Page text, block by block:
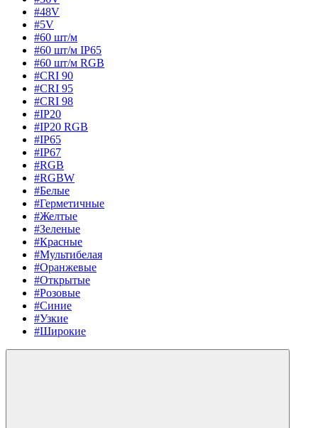
#48V
#5V
#60 шт/м
#60 шт/м IP65
#60 шт/м RGB
#CRI 90
#CRI 95
#CRI 98
#IP20
#IP20 RGB
#IP65
#IP67
#RGB
#RGBW
#Белые
#Герметичные
#Желтые
#Зеленые
#Красные
#Мультибелая
#Оранжевые
#Открытые
#Розовые
#Синие
#Узкие
#Широкие